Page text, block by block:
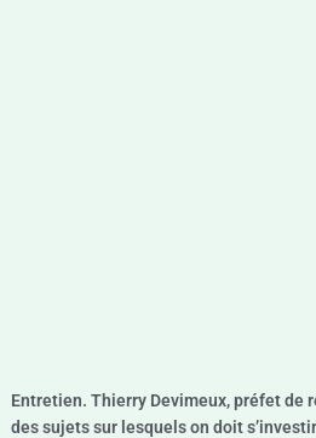
Entretien. Thierry Devimeux, préfet de
des sujets sur lesquels on doit